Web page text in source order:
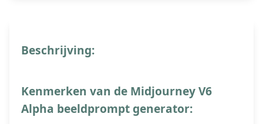
Beschrijving:
Kenmerken van de Midjourney V6
Alpha beeldprompt generator: